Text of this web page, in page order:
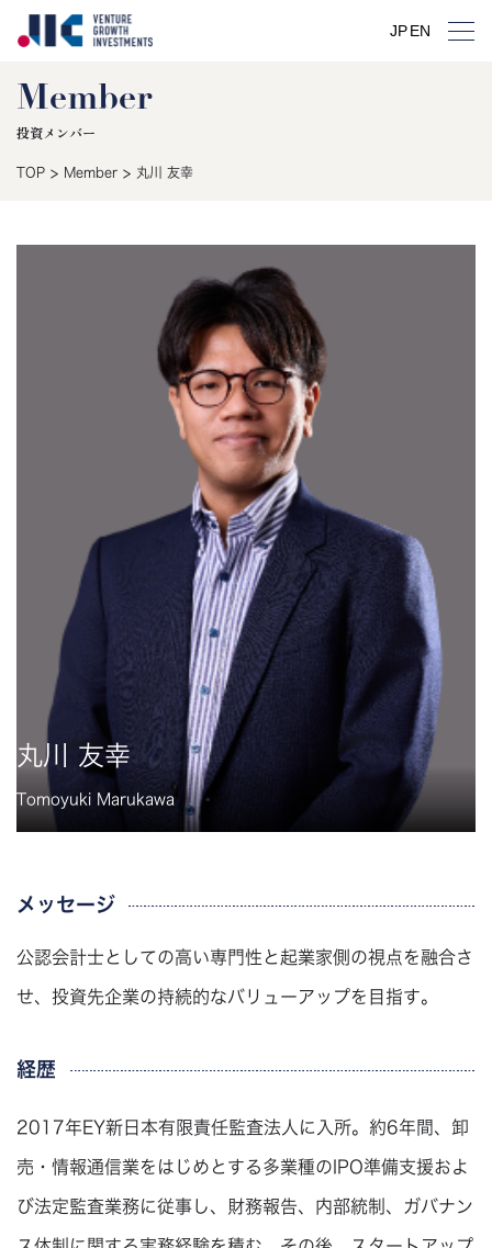
JPEN
Member
投資メンバー
TOP > Member > 丸川 友幸
丸川 友幸
Tomoyuki Marukawa
メッセージ
公認会計士としての高い専門性と起業家側の視点を融合さ
せ、投資先企業の持続的なバリューアップを目指す。
経歴
2017年EY新日本有限責任監査法人に入所。約6年間、卸
売・情報通信業をはじめとする多業種のIPO準備支援およ
び法定監査業務に従事し、財務報告、内部統制、ガバナン